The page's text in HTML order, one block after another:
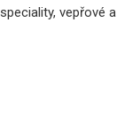
vepřové a